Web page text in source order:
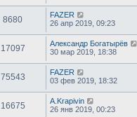
8680
FAZER
26 апр 2019, 09:23
17097
Александр Богатырёв
30 мар 2019, 18:38
75543
FAZER
03 фев 2019, 18:32
16675
A.Krapivin
26 янв 2019, 00:23